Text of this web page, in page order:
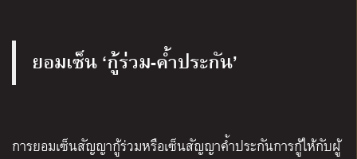
ยอมเซ็น ‘กู้ร่วม-ค้ำประกัน’
การยอมเซ็นสัญญากู้ร่วมหรือเซ็นสัญญาค้ำประกันการกู้ให้กับผู้